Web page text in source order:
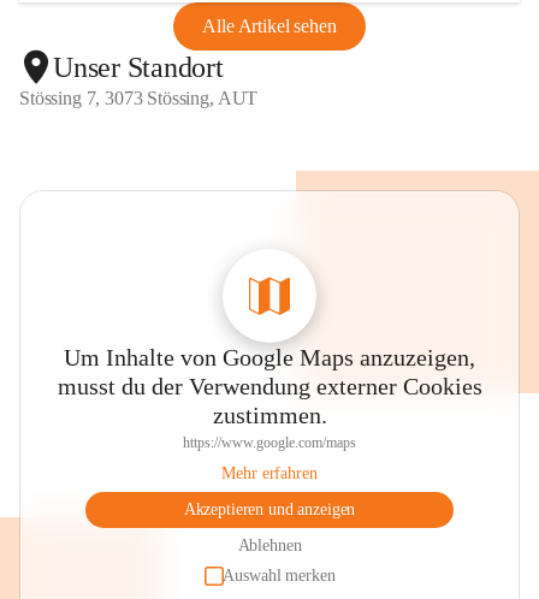
Alle Artikel sehen
Unser Standort
Stössing 7, 3073 Stössing, AUT
Um Inhalte von Google Maps anzuzeigen,
musst du der Verwendung externer Cookies
zustimmen.
https://www.google.com/maps
Mehr erfahren
Akzeptieren und anzeigen
Ablehnen
Auswahl merken